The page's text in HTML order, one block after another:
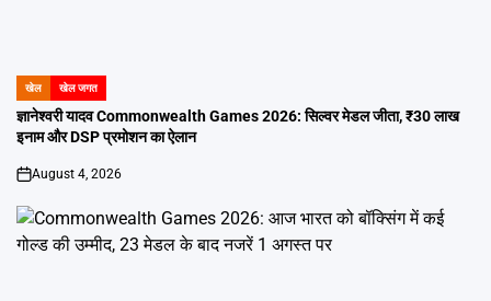
POSTED
IN
खेल खेल जगत
ज्ञानेश्वरी यादव Commonwealth Games 2026: सिल्वर मेडल जीता, ₹30 लाख
इनाम और DSP प्रमोशन का ऐलान
on
August 4, 2026